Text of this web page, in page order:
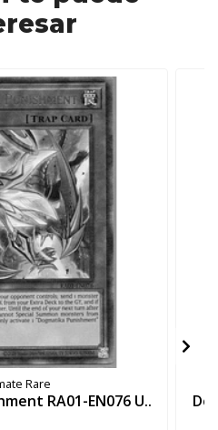
Rare
RA01-EN076 U..